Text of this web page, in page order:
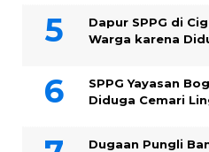
Dapur SPPG di
Warga karena
SPPG Yayasan
Diduga Cemari
Dugaan Pungli